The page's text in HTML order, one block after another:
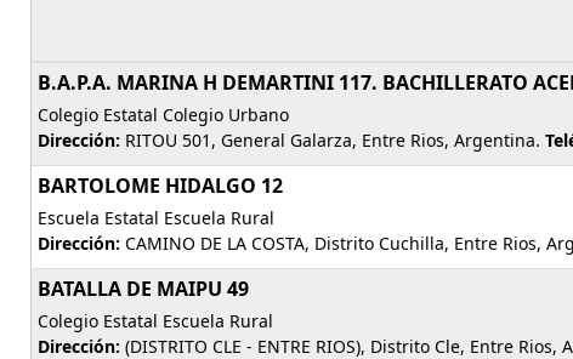
B.A.P.A. MARINA H DEMARTINI 117. BACHILLERATO
Colegio Estatal Colegio Urbano
Dirección: RITOU 501, General Galarza, Entre Rios, Argentina.
BARTOLOME HIDALGO 12
Escuela Estatal Escuela Rural
Dirección: CAMINO DE LA COSTA, Distrito Cuchilla, Entre Rios,
BATALLA DE MAIPU 49
Colegio Estatal Escuela Rural
Dirección: (DISTRITO CLE - ENTRE RIOS), Distrito Cle, Entre Rios,